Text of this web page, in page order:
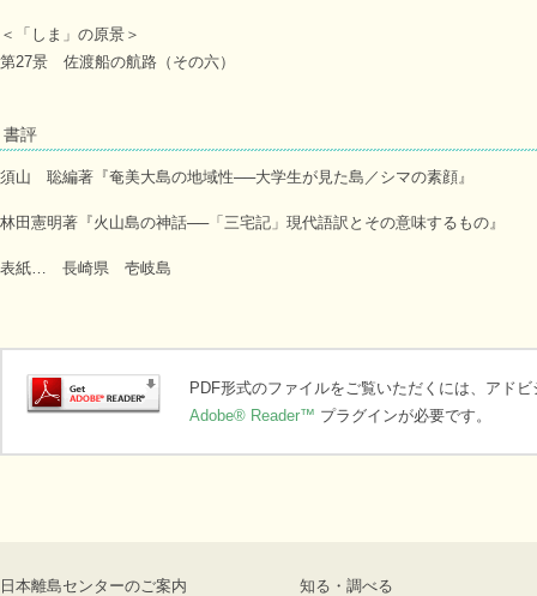
＜「しま」の原景＞
第27景 佐渡船の航路（その六）
書評
須山 聡編著『奄美大島の地域性──大学生が見た島／シマの素顔』
林田憲明著『火山島の神話──「三宅記」現代語訳とその意味するもの』
表紙… 長崎県 壱岐島
PDF形式のファイルをご覧いただくには、アド
Adobe® Reader™ プラグインが必要です。
日本離島センターのご案内 知る・調べる